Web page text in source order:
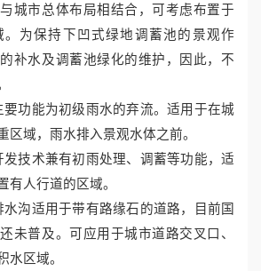
城市总体布局相结合，可考虑布置于
为保持下凹式绿地调蓄池的景观作
补水及调蓄池绿化的维护，因此，不
要功能为初级雨水的弃流。适用于在城
区域，雨水排入景观水体之前。
发技术兼有初雨处理、调蓄等功能，适
有人行道的区域。
水沟适用于带有路缘石的道路，目前国
未普及。可应用于城市道路交叉口、
水区域。